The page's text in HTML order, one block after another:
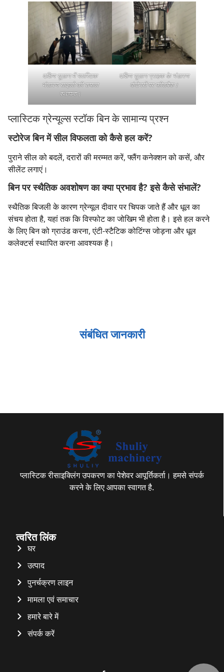
दक्षिण सूडान में प्लास्टिक
भंडारण साइलो की सफल
स्थापना।
दक्षिण सूडान ग्राहक के भंडारण
कंटेनरों पर फीडबैक।
प्लास्टिक ग्रेन्यूल्स स्टॉक बिन के सामान्य प्रश्न
स्टोरेज बिन में सील विफलता को कैसे हल करें?
पुराने सील को बदलें, दरारों की मरम्मत करें, फ्लैंग कनेक्शन को कसें, और
सीलेंट लगाएं।
बिन पर स्थैतिक अवशोषण का क्या प्रभाव है? इसे कैसे संभालें?
स्थैतिक बिजली के कारण ग्रेन्यूल दीवार पर चिपक जाते हैं और धूल का
संचय होता है, यहां तक कि विस्फोट का जोखिम भी होता है। इसे हल करने
के लिए बिन को ग्राउंड करना, एंटी-स्टैटिक कोटिंग्स जोड़ना और धूल
कलेक्टर्स स्थापित करना आवश्यक है।
संबंधित जानकारी
प्लास्टिक रीसाइक्लिंग उपकरण का पेशेवर आपूर्तिकर्ता। हमसे संपर्क
करने के लिए आपका स्वागत है.
त्वरित लिंक
घर
उत्पाद
पुनर्चक्रण लाइन
मामला एवं समाचार
हमारे बारे में
संपर्क करें